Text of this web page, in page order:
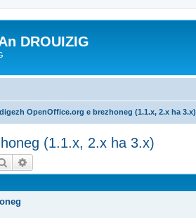
DROUIZIG
OpenOffice.org e brezhoneg (1.1.x, 2.x ha 3.x)
(1.1.x, 2.x ha 3.x)
Rechercher